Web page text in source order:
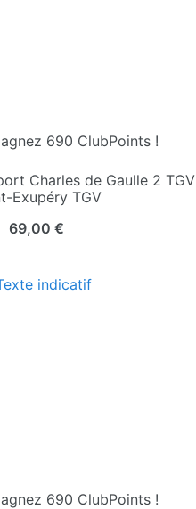
690 ClubPoints !
Charles de Gaulle 2
Exupéry TGV
69,00 €
690 ClubPoints !